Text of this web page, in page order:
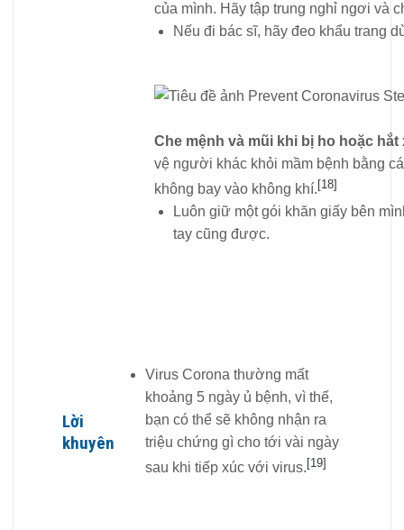
của mình. Hãy tập trung nghỉ ngơi và
Nếu đi bác sĩ, hãy đeo khẩu trang
Che mệnh và mũi khi bị ho hoặc hắt
vệ người khác khỏi mầm bệnh bằng
không bay vào không khí. [18]
Luôn giữ một gói khăn giấy bên
tay cũng được.
Lời
khuyên
Virus Corona thường mất
khoảng 5 ngày ủ bệnh, vì thế,
bạn có thể sẽ không nhận ra
triệu chứng gì cho tới vài ngày
sau khi tiếp xúc với virus. [19]